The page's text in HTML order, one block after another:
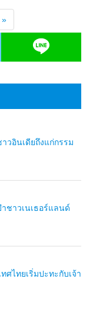
»
วอินเดียถึงแก่กรรม
ชาวเนเธอร์แลนด์
ศไทยเริ่มปะทะกับเจ้า